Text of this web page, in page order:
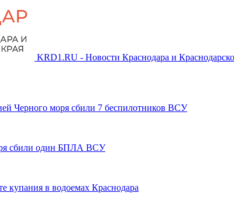
KRD1.RU - Новости Краснодара и
Черного моря сбили 7 беспилотников ВСУ
сбили один БПЛА ВСУ
купания в водоемах Краснодара